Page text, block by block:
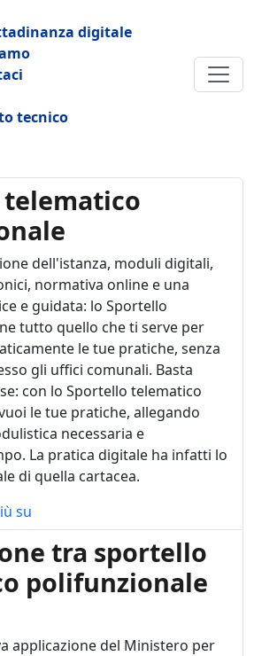
principale
digitale
tecnico
dell'istanza, moduli digitali,
normativa online e una
e guidata: lo Sportello
tutto quello che ti serve per
le tue pratiche, senza
gli uffici comunali. Basta
con lo Sportello telematico
le tue pratiche, allegando
necessaria e
La pratica digitale ha infatti lo
di quella cartacea.
su
tra sportello
polifunzionale
applicazione del Ministero per